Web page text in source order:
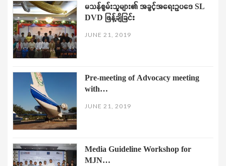
မသန်စွမ်းသူများ၏ အခွင့်အရေးဥပဒေ SL
DVD ဖြန့်ချိခြင်း
JUNE 21, 2019
Pre-meeting of Advocacy meeting
with…
JUNE 21, 2019
Media Guideline Workshop for
MJN…